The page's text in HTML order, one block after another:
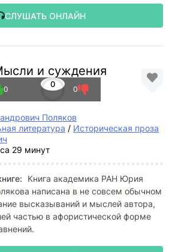
СЛУШАТЬ ОНЛАЙН
и суждения
0
0 0
Поляков
литература / Историческая проза
29 минут
Книга академика РАН Юрия
написана в не совсем обычном
высказываний и мыслей автора,
частью в афористической форме